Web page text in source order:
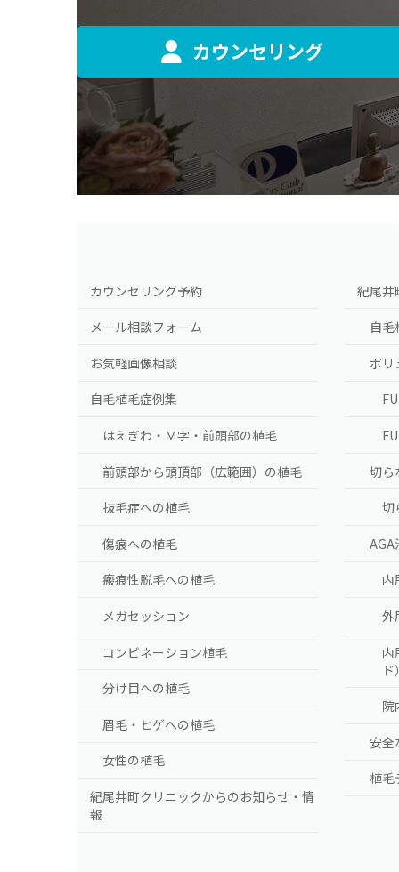
カウンセリング
カウンセリング予約
メール相談フォーム
お気軽画像相談
自毛植毛症例集
はえぎわ・Ｍ字・前頭部の植毛
前頭部から頭頂部（広範囲）の植毛
抜毛症への植毛
傷痕への植毛
瘢痕性脱毛への植毛
メガセッション
コンビネーション植毛
分け目への植毛
眉毛・ヒゲへの植毛
女性の植毛
紀尾井町クリニックからのお知らせ・情
報
紀尾井
自
ボリ
切ら
切
AGA
内
外
内
院
安全
植毛